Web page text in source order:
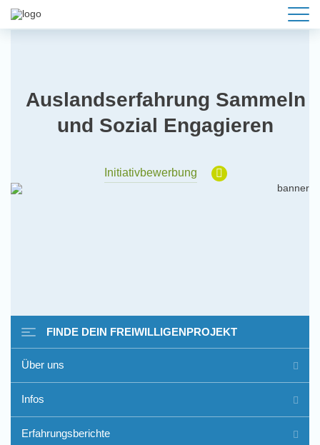
Auslandserfahrung Sammeln
und Sozial Engagieren
Initiativbewerbung
Freiwilligenarbeit im Ausland
- Erfahrungsberichte
FINDE DEIN FREIWILLIGENPROJEKT
Über uns
Infos
Erfahrungsberichte